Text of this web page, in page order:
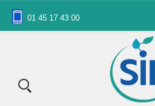
01 45 17 43 00